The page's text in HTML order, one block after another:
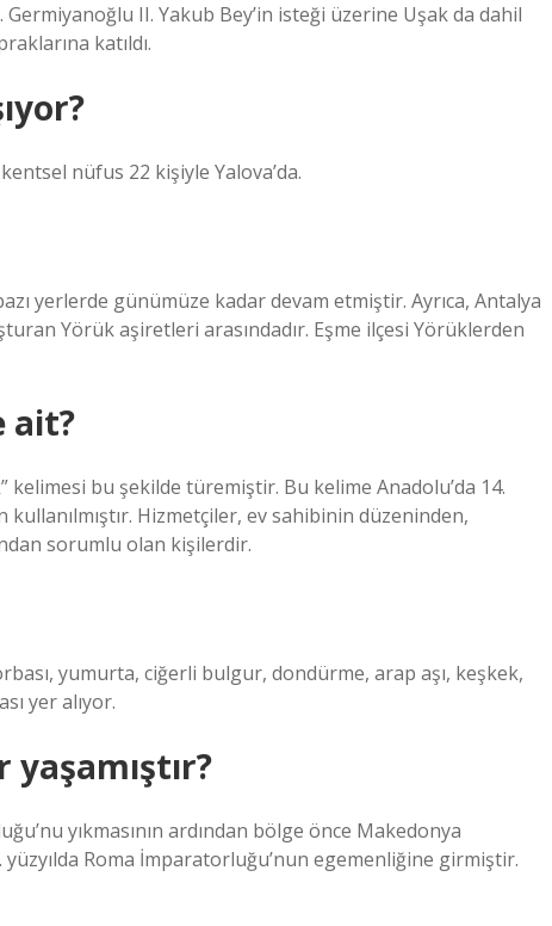
II. Yakub Bey’in isteği üzerine Uşak da dahil
katıldı.
nüfus 22 kişiyle Yalova’da.
yerlerde günümüze kadar devam etmiştir. Ayrıca, Antalya
Yörük aşiretleri arasındadır. Eşme ilçesi Yörüklerden
ait?
kelimesi bu şekilde türemiştir. Bu kelime Anadolu’da 14.
Hizmetçiler, ev sahibinin düzeninden,
sorumlu olan kişilerdir.
yumurta, ciğerli bulgur, dondürme, arap aşı, keşkek,
yer alıyor.
yıkmasının ardından bölge önce Makedonya
yüzyılda Roma İmparatorluğu’nun egemenliğine girmiştir.